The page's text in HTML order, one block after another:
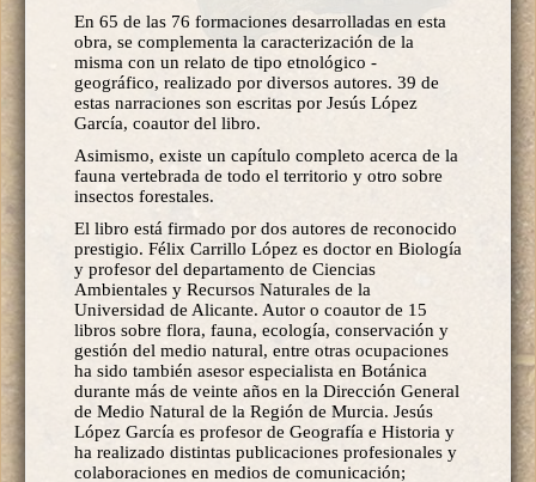
En 65 de las 76 formaciones desarrolladas en esta
obra, se complementa la caracterización de la
misma con un relato de tipo etnológico -
geográfico, realizado por diversos autores. 39 de
estas narraciones son escritas por Jesús López
García, coautor del libro.
Asimismo, existe un capítulo completo acerca de la
fauna vertebrada de todo el territorio y otro sobre
insectos forestales.
El libro está firmado por dos autores de reconocido
prestigio. Félix Carrillo López es doctor en Biología
y profesor del departamento de Ciencias
Ambientales y Recursos Naturales de la
Universidad de Alicante. Autor o coautor de 15
libros sobre flora, fauna, ecología, conservación y
gestión del medio natural, entre otras ocupaciones
ha sido también asesor especialista en Botánica
durante más de veinte años en la Dirección General
de Medio Natural de la Región de Murcia. Jesús
López García es profesor de Geografía e Historia y
ha realizado distintas publicaciones profesionales y
colaboraciones en medios de comunicación;